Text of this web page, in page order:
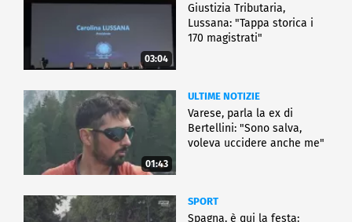
03:04
Giustizia Tributaria,
Lussana: "Tappa storica i
170 magistrati"
01:43
ULTIME NOTIZIE
Varese, parla la ex di
Bertellini: "Sono salva,
voleva uccidere anche me"
SPORT
Spagna, è qui la festa: